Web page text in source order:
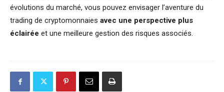
évolutions du marché, vous pouvez envisager l’aventure du
trading de cryptomonnaies avec une perspective plus
éclairée et une meilleure gestion des risques associés.